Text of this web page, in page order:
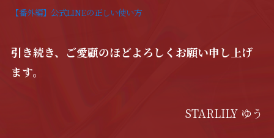
【番外編】公式LINEの正しい使い方
引き続き、ご愛顧のほどよろしくお願い申し上げ
ます。
STARLILY ゆう